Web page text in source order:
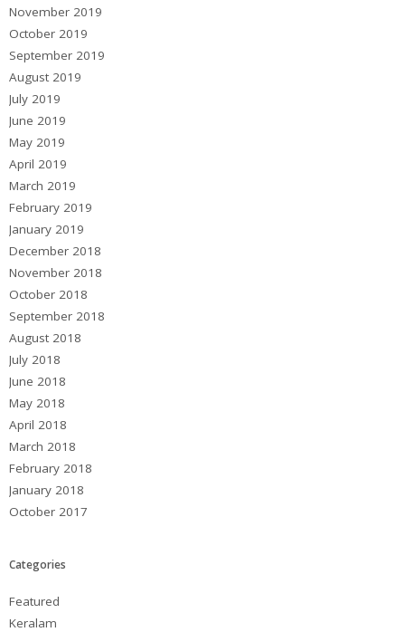
November 2019
October 2019
September 2019
August 2019
July 2019
June 2019
May 2019
April 2019
March 2019
February 2019
January 2019
December 2018
November 2018
October 2018
September 2018
August 2018
July 2018
June 2018
May 2018
April 2018
March 2018
February 2018
January 2018
October 2017
Categories
Featured
Keralam